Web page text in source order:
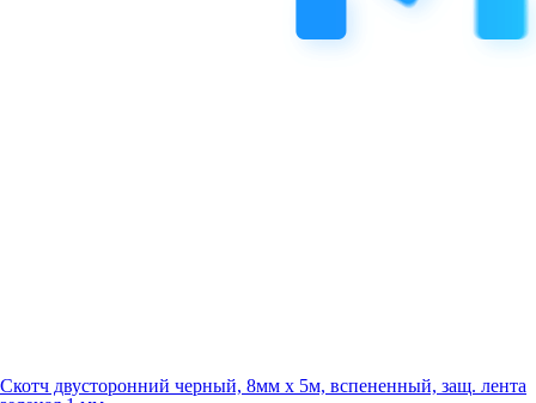
Скотч двусторонний черный, 8мм х 5м, вспененный, защ. лента